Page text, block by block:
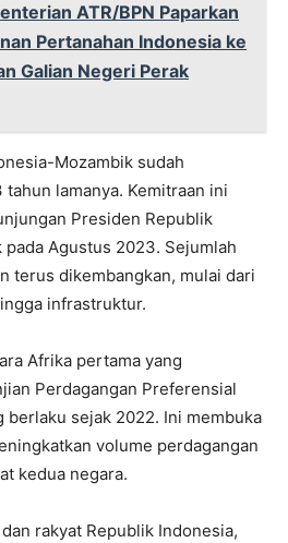
ATR/BPN Paparkan
Pertanahan Indonesia ke
Galian Negeri Perak
Mozambik sudah
lamanya. Kemitraan ini
Presiden Republik
Agustus 2023. Sejumlah
terus dikembangkan, mulai dari
infrastruktur.
Afrika pertama yang
Perdagangan Preferensial
berlaku sejak 2022. Ini membuka
volume perdagangan
kedua negara.
rakyat Republik Indonesia,